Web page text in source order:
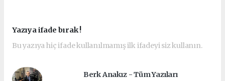
Yazıya ifade bırak !
Bu yazıya hiç ifade kullanılmamış ilk ifadeyi siz kullanın.
Berk Anakız - Tüm Yazıları